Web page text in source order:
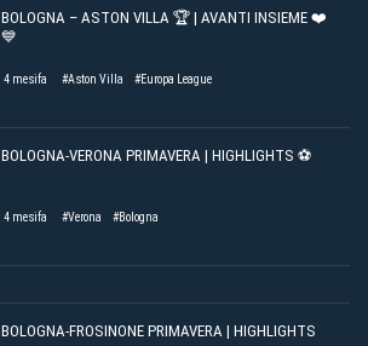
BOLOGNA – ASTON VILLA 🏆 | AVANTI INSIEME ❤️
💙
4 mesifa #Aston Villa #Europa League
BOLOGNA-VERONA PRIMAVERA | HIGHLIGHTS ⚽️
4 mesifa #Verona #Bologna
BOLOGNA-FROSINONE PRIMAVERA | HIGHLIGHTS